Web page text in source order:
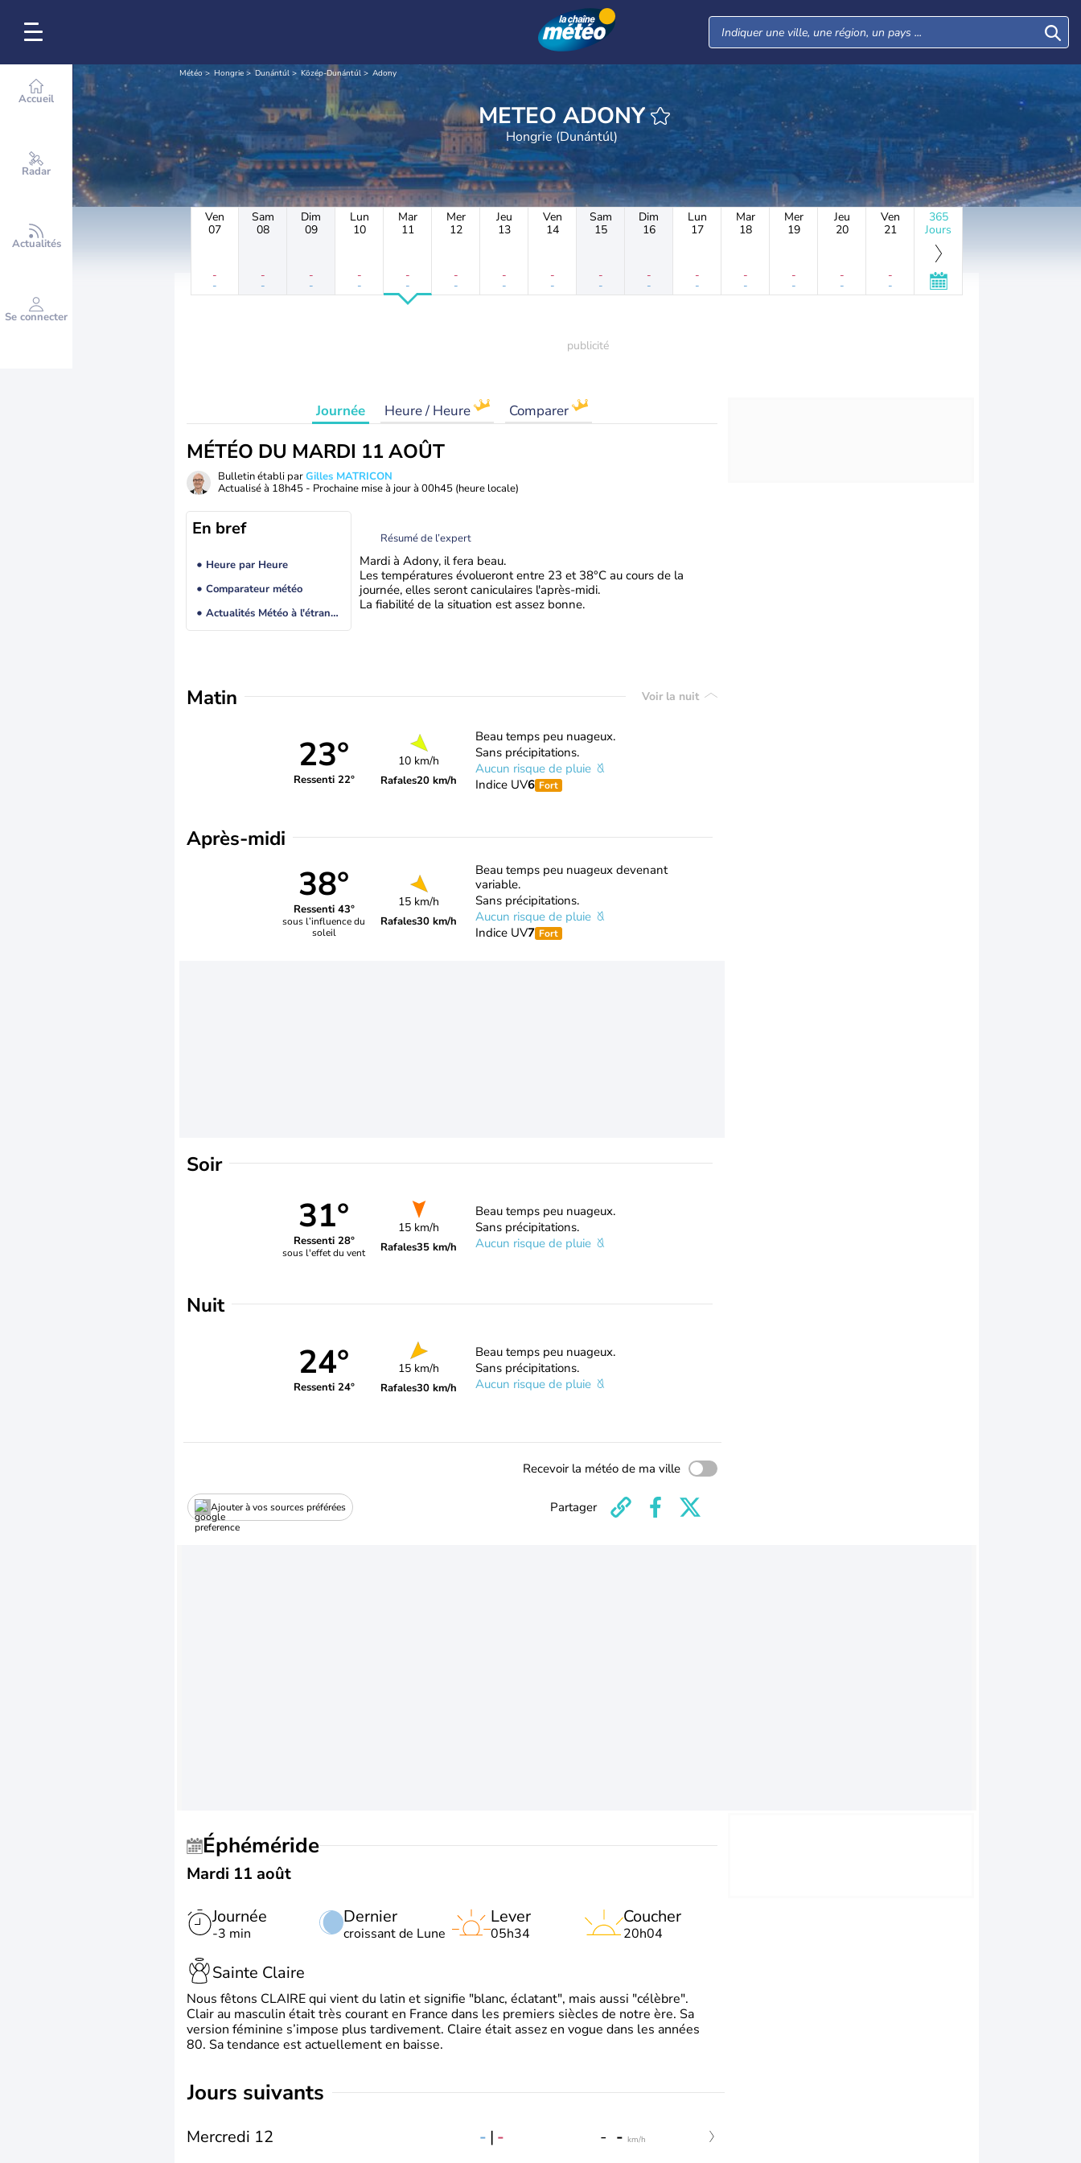
Accueil
Radar
Actualités
Se connecter
Météo Hongrie Dunántúl Közép-Dunántúl Adony
METEO ADONY
Hongrie (Dunántúl)
Ven
07
-
-
Sam
08
-
-
Dim
09
-
-
Lun
10
-
-
Mar
11
-
-
Mer
12
-
-
Jeu
13
-
-
Ven
14
-
-
Sam
15
-
-
Dim
16
-
-
Lun
17
-
-
Mar
18
-
-
Mer
19
-
-
Jeu
20
-
-
Ven
21
-
-
365
Jours
Journée Heure / Heure Comparer
MÉTÉO DU MARDI 11 AOÛT
Bulletin établi parGilles MATRICON
Actualisé à 18h45 - Prochaine mise à jour à 00h45 (heure locale)
En bref
Heure par Heure
Comparateur météo
Actualités Météo à l'étranger
Résumé de l’expert
Mardi à Adony, il fera beau.
Les températures évolueront entre 23 et 38°C au cours de la
journée, elles seront caniculaires l'après-midi.
La fiabilité de la situation est assez bonne.
Matin Voir la nuit
23°
Ressenti 22°
10 km/h
Rafales20 km/h
Beau temps peu nuageux.
Sans précipitations.
Aucun risque de pluie
Indice UV6 Fort
Après-midi
38°
Ressenti 43°
sous l’influence du
soleil
15 km/h
Rafales30 km/h
Beau temps peu nuageux devenant
variable.
Sans précipitations.
Aucun risque de pluie
Indice UV7 Fort
Soir
31°
Ressenti 28°
sous l'effet du vent
15 km/h
Rafales35 km/h
Beau temps peu nuageux.
Sans précipitations.
Aucun risque de pluie
Nuit
24°
Ressenti 24°
15 km/h
Rafales30 km/h
Beau temps peu nuageux.
Sans précipitations.
Aucun risque de pluie
Recevoir la météo de ma ville
Ajouter à vos sources préférées Partager
Éphéméride
Mardi 11 août
Journée
-3 min
Dernier
croissant de Lune
Lever
05h34
Coucher
20h04
Sainte Claire
Nous fêtons CLAIRE qui vient du latin et signifie "blanc, éclatant", mais aussi "célèbre".
Clair au masculin était très courant en France dans les premiers siècles de notre ère. Sa
version féminine s’impose plus tardivement. Claire était assez en vogue dans les années
80. Sa tendance est actuellement en baisse.
jours suivants
Mercredi 12 - | - - - km/h